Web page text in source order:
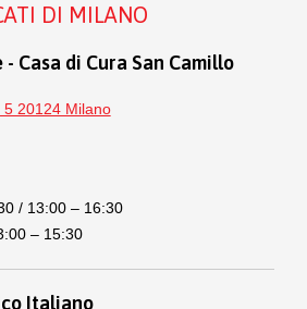
DI MILANO
Casa di Cura San Camillo
20124 Milano
/ 13:00 – 16:30
– 15:30
Italiano